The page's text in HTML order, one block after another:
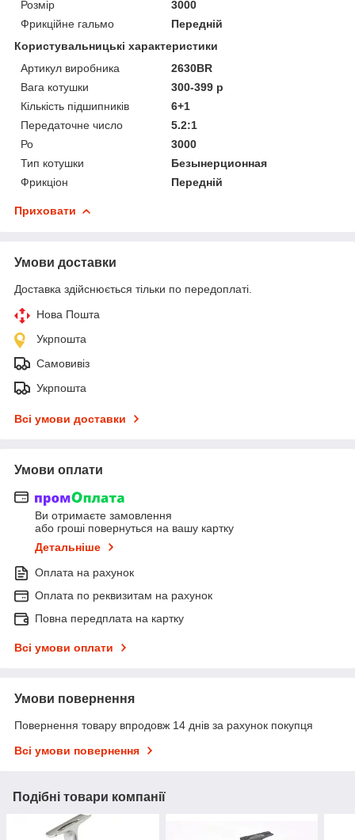
Розмір
3000
Фрикційне гальмо
Передній
Користувальницькі характеристики
Артикул виробника
2630BR
Вага котушки
300-399 р
Кількість підшипників
6+1
Передаточне число
5.2:1
Ро
3000
Тип котушки
Безынерционная
Фрикціон
Передній
Приховати
Умови доставки
Доставка здійснюється тільки по передоплаті.
Нова Пошта
Укрпошта
Самовивіз
Укрпошта
Всі умови доставки
Умови оплати
Ви отримаєте замовлення
або гроші повернуться на вашу картку
Детальніше
Оплата на рахунок
Оплата по реквизитам на рахунок
Повна передплата на картку
Всі умови оплати
Умови повернення
Повернення товару впродовж 14 днів за рахунок покупця
Всі умови повернення
Подібні товари компанії